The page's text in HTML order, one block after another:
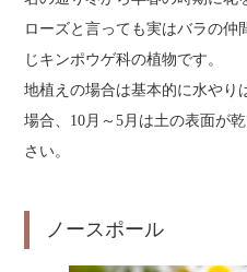
ローズと言っても実はバラの仲
じキンポウゲ科の植物です。
地植えの場合は基本的に水やり
場合、10月～5月は土の表面が
さい。
ノースポール